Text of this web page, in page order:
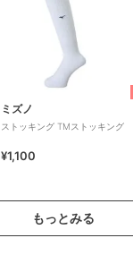
ミズノ
ストッキング TMストッキング
¥1,100
もっとみる